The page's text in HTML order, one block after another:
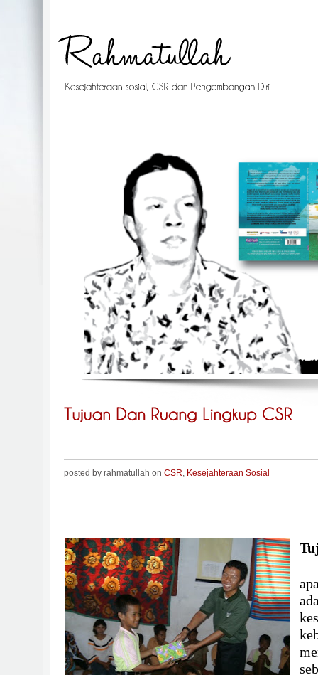
posted by rahmatullah on CSR, Kesejahteraan Sosial